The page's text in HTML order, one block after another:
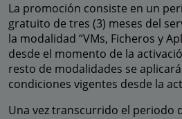
La promoción consiste en un
gratuito de tres (3) meses del
la modalidad “VMs, Ficheros y
desde el momento de la
resto de modalidades se
condiciones vigentes desde la
Una vez transcurrido el periodo